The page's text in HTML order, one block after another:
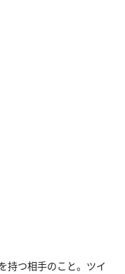
持つ相手のこと。ツイ